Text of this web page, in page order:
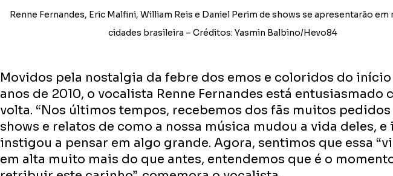
Renne Fernandes, Eric Malfini, William Reis e Daniel Perim de shows se apresentarão em
cidades brasileira – Créditos: Yasmin Balbino/Hevo84
Movidos pela nostalgia da febre dos emos e coloridos do
anos de 2010, o vocalista Renne Fernandes está entusiasmado
volta. “Nos últimos tempos, recebemos dos fãs muitos pedidos
shows e relatos de como a nossa música mudou a vida deles, e
instigou a pensar em algo grande. Agora, sentimos que essa
em alta muito mais do que antes, entendemos que é o